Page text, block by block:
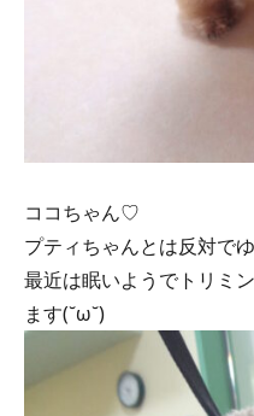
ココちゃん♡
プティちゃんとは反対で
最近は眠いようでトリミ
ます(˘ω˘)